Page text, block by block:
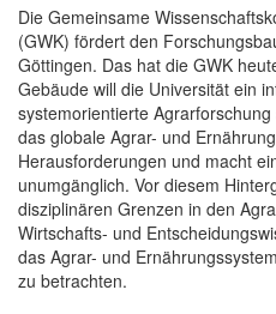
Die Gemeinsame
(GWK) fördert den
Göttingen. Das hat die GWK
Gebäude will die Universität ein
systemorientierte
das globale Agrar- und
Herausforderungen und macht
unumgänglich. Vor diesem
disziplinären Grenzen in den
Wirtschafts- und
das Agrar- und
zu betrachten.